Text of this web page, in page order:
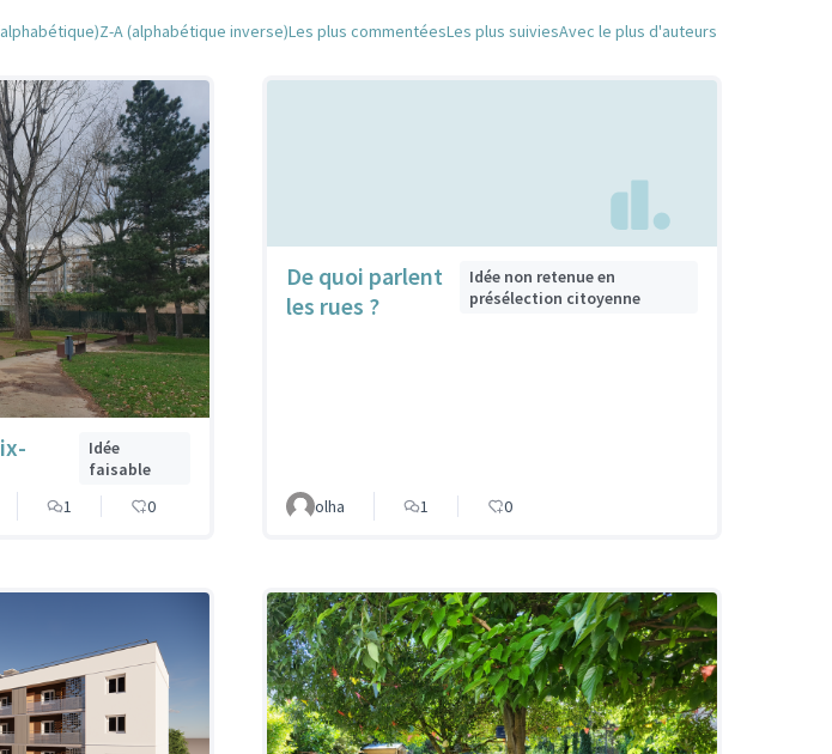
Z-A (alphabétique inverse)Les plus commentéesLes plus suiviesAvec le plus d'auteurs
Idée
faisable
1 0
De quoi parlent
les rues ?
Idée non retenue en
présélection citoyenne
olha 1 0